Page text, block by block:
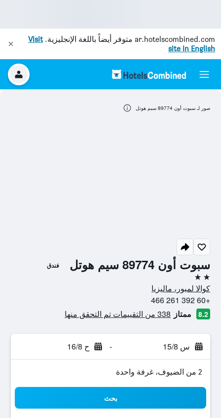
ar.hotelscombined.com متوفر أيضاً باللغة الإنجليزية.Visit
site in English
سبوت أون 89774 سيم هوتل فندق
2 نجمتين
كوالا لمبور، ماليزيا
+60 392 261 466
8.2 ممتاز 338 من التقييمات تم التحقق منها
س 15/8 - ح 16/8
2 من الضيوف، غرفة واحدة
بحث
صور لـ سبوت أون 89774 سيم هوتل